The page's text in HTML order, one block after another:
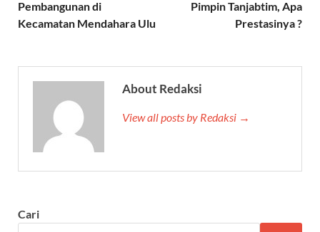
Pembangunan di
Kecamatan Mendahara Ulu
Pimpin Tanjabtim, Apa
Prestasinya ?
About Redaksi
View all posts by Redaksi →
Cari